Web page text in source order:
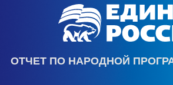
ОТЧЕТ ПО НАРОДНОЙ